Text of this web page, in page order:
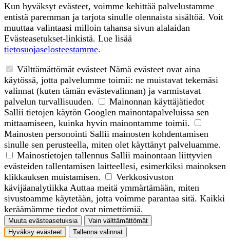
Kun hyväksyt evästeet, voimme kehittää palvelustamme
entistä paremman ja tarjota sinulle olennaista sisältöä. Voit
muuttaa valintaasi milloin tahansa sivun alalaidan
Evästeasetukset-linkistä. Lue lisää
tietosuojaselosteestamme.
Välttämättömät evästeet Nämä evästeet ovat aina
käytössä, jotta palvelumme toimii: ne muistavat tekemäsi
valinnat (kuten tämän evästevalinnan) ja varmistavat
palvelun turvallisuuden.
Mainonnan käyttäjätiedot
Sallii tietojen käytön Googlen mainontapalveluissa sen
mittaamiseen, kuinka hyvin mainontamme toimii.
Mainosten personointi Sallii mainosten kohdentamisen
sinulle sen perusteella, miten olet käyttänyt palveluamme.
Mainostietojen tallennus Sallii mainontaan liittyvien
evästeiden tallentamisen laitteellesi, esimerkiksi mainoksen
klikkauksen muistamisen.
Verkkosivuston
kävijäanalytiikka Auttaa meitä ymmärtämään, miten
sivustoamme käytetään, jotta voimme parantaa sitä. Kaikki
keräämämme tiedot ovat nimettömiä.
Muuta evästeasetuksia
Vain välttämättömät
Hyväksy evästeet
Tallenna valinnat